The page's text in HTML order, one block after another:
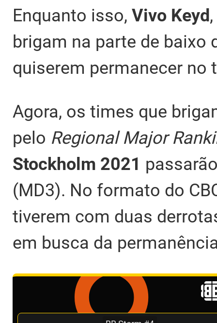
Enquanto isso, Vivo Keyd,
brigam na parte de baixo
quiserem permanecer no
Agora, os times que
pelo Regional Major
Stockholm 2021
(MD3). No formato do
tiverem com duas
em busca da